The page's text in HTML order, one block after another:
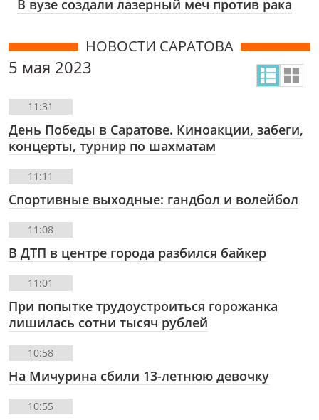
В вузе создали лазерный меч против рака
НОВОСТИ САРАТОВА
5 мая 2023
11:31
День Победы в Саратове. Киноакции, забеги,
концерты, турнир по шахматам
11:11
Спортивные выходные: гандбол и волейбол
11:08
В ДТП в центре города разбился байкер
11:01
При попытке трудоустроиться горожанка
лишилась сотни тысяч рублей
10:58
На Мичурина сбили 13-летнюю девочку
10:55